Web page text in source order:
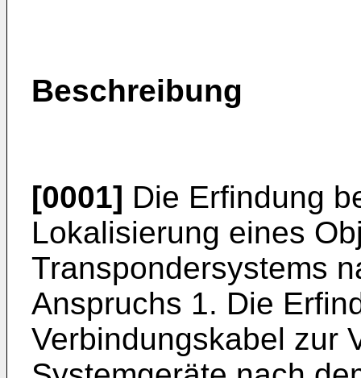
Beschreibung
[0001] Die Erfindung
Lokalisierung eines
Transpondersystems
Anspruchs 1. Die
Verbindungskabel zur